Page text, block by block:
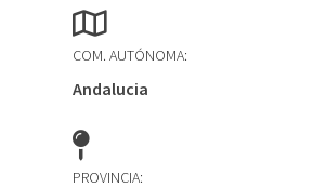
COM. AUTÓNOMA:
Andalucia
PROVINCIA: